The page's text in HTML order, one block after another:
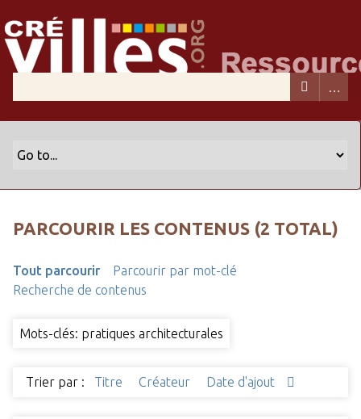
PARCOURIR LES CONTENUS (2 TOTAL)
Tout parcourir
Parcourir par mot-clé
Recherche de contenus
Mots-clés: pratiques architecturales
Trier par : Titre Créateur Date d'ajout